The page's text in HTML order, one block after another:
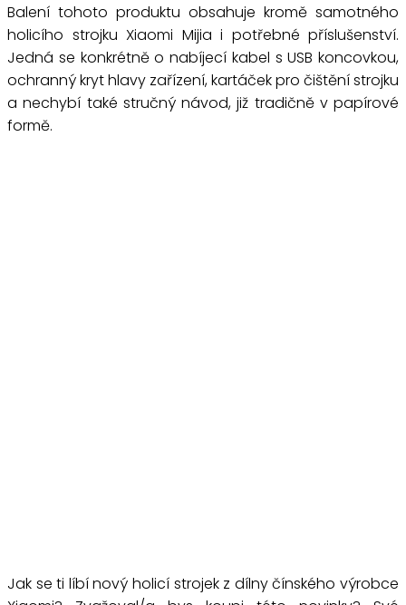
Balení tohoto produktu obsahuje kromě samotného
holicího strojku Xiaomi Mijia i potřebné příslušenství.
Jedná se konkrétně o nabíjecí kabel s USB koncovkou,
ochranný kryt hlavy zařízení, kartáček pro čištění strojku
a nechybí také stručný návod, již tradičně v papírové
formě.
Jak se ti líbí nový holicí strojek z dílny čínského výrobce